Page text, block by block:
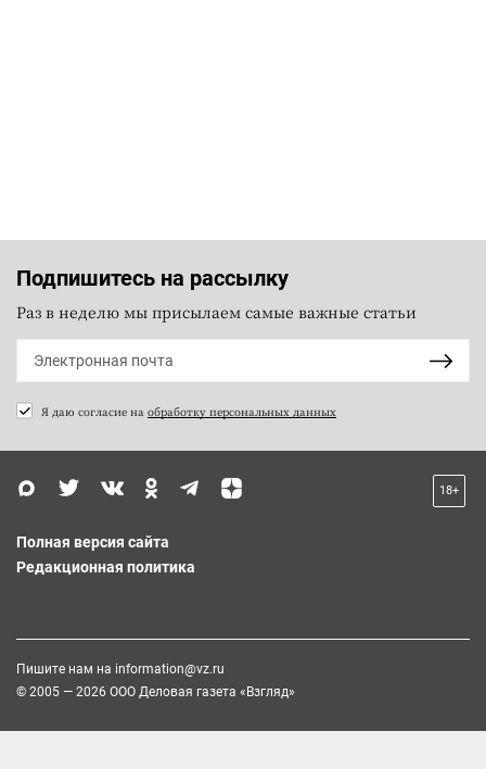
Подпишитесь на рассылку
Раз в неделю мы присылаем самые важные статьи
Я даю согласие на обработку персональных данных
18+
Полная версия сайта
Редакционная политика
Пишите нам на information@vz.ru
© 2005 — 2026 ООО Деловая газета «Взгляд»